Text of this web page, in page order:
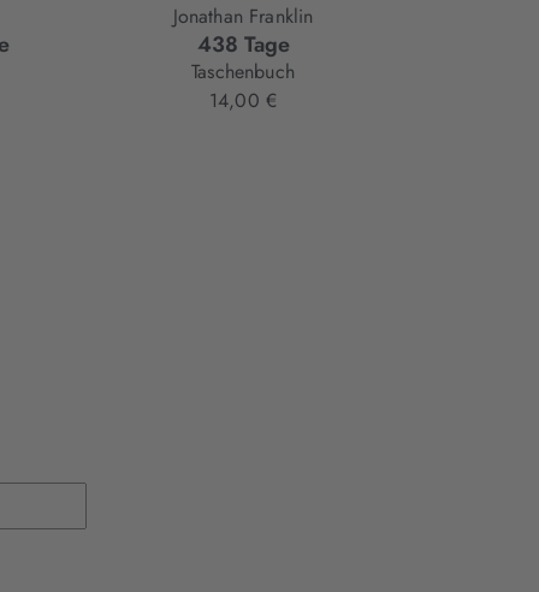
Jonathan Franklin
438 Tage
Taschenbuch
14,00 €